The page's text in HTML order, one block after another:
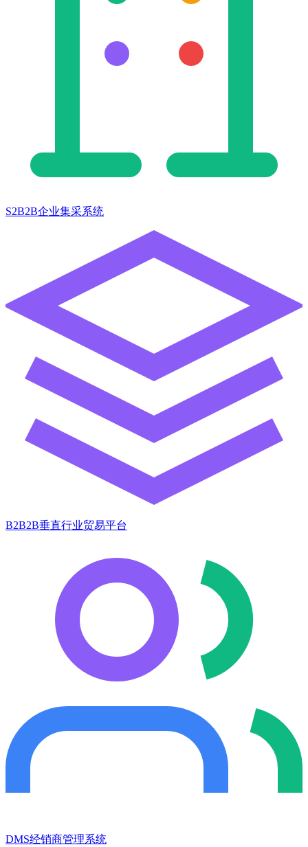
S2B2B企业集采系统
B2B2B垂直行业贸易平台
DMS经销商管理系统